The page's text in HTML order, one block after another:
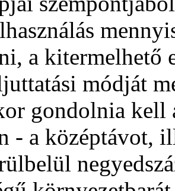
a kitermelhető
módját
gondolnia kell
- a középtávot,